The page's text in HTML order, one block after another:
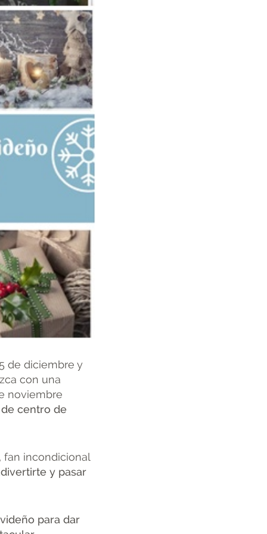
de diciembre y
con una
noviembre
centro de
fan incondicional
y pasar
para dar